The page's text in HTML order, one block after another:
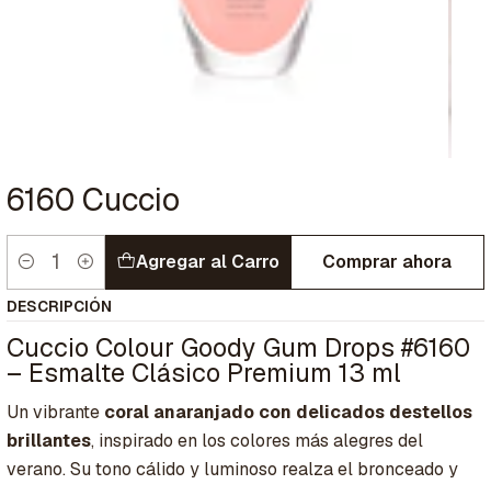
6160 Cuccio
Cantidad
Agregar al Carro Comprar ahora
DESCRIPCIÓN
Cuccio Colour Goody Gum Drops #6160
– Esmalte Clásico Premium 13 ml
Un vibrante coral anaranjado con delicados destellos
brillantes, inspirado en los colores más alegres del
verano. Su tono cálido y luminoso realza el bronceado y